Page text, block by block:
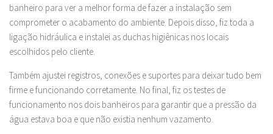
banheiro para ver a melhor forma de fazer a instalação sem
comprometer o acabamento do ambiente. Depois disso, fiz toda a
ligação hidráulica e instalei as duchas higiênicas nos locais
escolhidos pelo cliente.
Também ajustei registros, conexões e suportes para deixar tudo bem
firme e funcionando corretamente. No final, fiz os testes de
funcionamento nos dois banheiros para garantir que a pressão da
água estava boa e que não existia nenhum vazamento.